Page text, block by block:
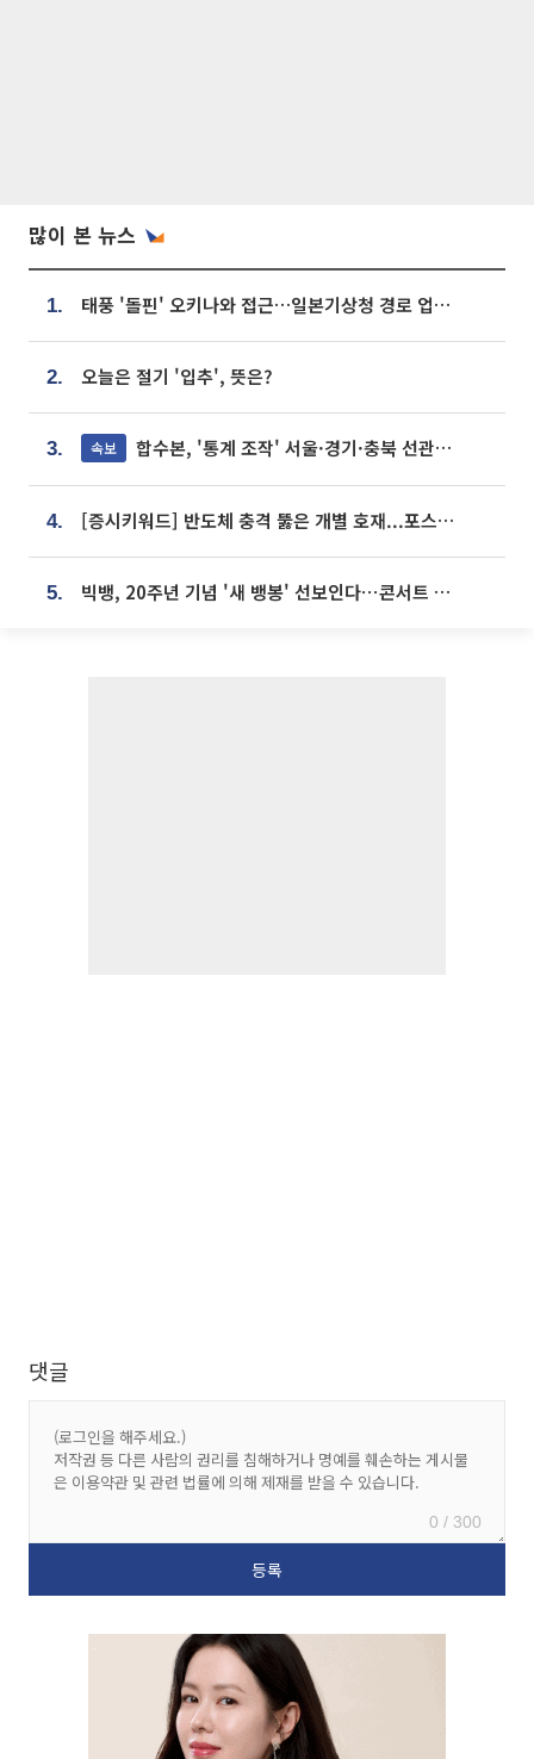
많이 본 뉴스
1. 태풍 '돌핀' 오키나와 접근…일본기상청 경로 업데이트
2. 오늘은 절기 '입추', 뜻은?
3. 속보 합수본, '통계 조작' 서울·경기·충북 선관위 등 추가 압수수색
4. [증시키워드] 반도체 충격 뚫은 개별 호재...포스코퓨처엠·에코프로·한화솔루션 '눈길'
5. 빅뱅, 20주년 기념 '새 뱅봉' 선보인다⋯콘서트 앞두고 팝업 개최
댓글
0 / 300